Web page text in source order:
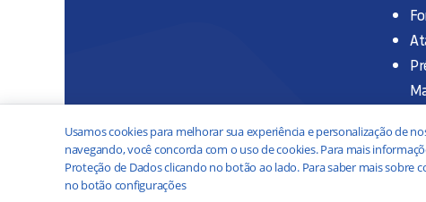
Usamos cookies para melhorar sua experiência e personalização de
navegando, você concorda com o uso de cookies. Para mais
Proteção de Dados clicando no botão ao lado. Para saber mais sobre
no botão configurações